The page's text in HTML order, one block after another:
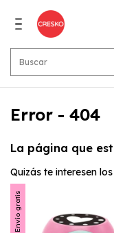
Error - 404
La página que
Quizás te interesen
Envío gratis